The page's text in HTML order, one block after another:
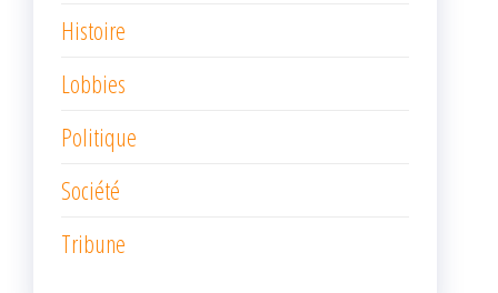
Histoire
Lobbies
Politique
Société
Tribune